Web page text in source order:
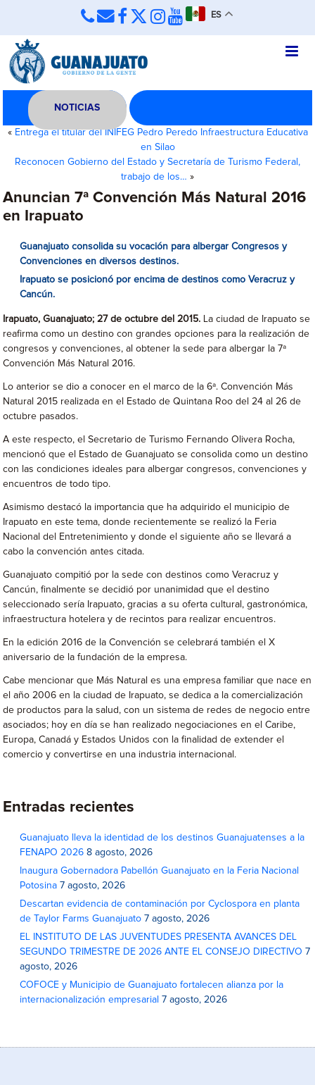
ES
NOTICIAS
« Entrega el titular del INIFEG Pedro Peredo Infraestructura Educativa
en Silao
Reconocen Gobierno del Estado y Secretaría de Turismo Federal,
trabajo de los… »
Anuncian 7ª Convención Más Natural 2016
en Irapuato
Guanajuato consolida su vocación para albergar Congresos y
Convenciones en diversos destinos.
Irapuato se posicionó por encima de destinos como Veracruz y
Cancún.
Irapuato, Guanajuato; 27 de octubre del 2015. La ciudad de Irapuato se
reafirma como un destino con grandes opciones para la realización de
congresos y convenciones, al obtener la sede para albergar la 7ª
Convención Más Natural 2016.
Lo anterior se dio a conocer en el marco de la 6ª. Convención Más
Natural 2015 realizada en el Estado de Quintana Roo del 24 al 26 de
octubre pasados.
A este respecto, el Secretario de Turismo Fernando Olivera Rocha,
mencionó que el Estado de Guanajuato se consolida como un destino
con las condiciones ideales para albergar congresos, convenciones y
encuentros de todo tipo.
Asimismo destacó la importancia que ha adquirido el municipio de
Irapuato en este tema, donde recientemente se realizó la Feria
Nacional del Entretenimiento y donde el siguiente año se llevará a
cabo la convención antes citada.
Guanajuato compitió por la sede con destinos como Veracruz y
Cancún, finalmente se decidió por unanimidad que el destino
seleccionado sería Irapuato, gracias a su oferta cultural, gastronómica,
infraestructura hotelera y de recintos para realizar encuentros.
En la edición 2016 de la Convención se celebrará también el X
aniversario de la fundación de la empresa.
Cabe mencionar que Más Natural es una empresa familiar que nace en
el año 2006 en la ciudad de Irapuato, se dedica a la comercialización
de productos para la salud, con un sistema de redes de negocio entre
asociados; hoy en día se han realizado negociaciones en el Caribe,
Europa, Canadá y Estados Unidos con la finalidad de extender el
comercio y convertirse en una industria internacional.
Entradas recientes
Guanajuato lleva la identidad de los destinos Guanajuatenses a la
FENAPO 2026 8 agosto, 2026
Inaugura Gobernadora Pabellón Guanajuato en la Feria Nacional
Potosina 7 agosto, 2026
Descartan evidencia de contaminación por Cyclospora en planta
de Taylor Farms Guanajuato 7 agosto, 2026
EL INSTITUTO DE LAS JUVENTUDES PRESENTA AVANCES DEL
SEGUNDO TRIMESTRE DE 2026 ANTE EL CONSEJO DIRECTIVO 7
agosto, 2026
COFOCE y Municipio de Guanajuato fortalecen alianza por la
internacionalización empresarial 7 agosto, 2026